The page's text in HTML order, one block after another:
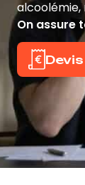
On assure